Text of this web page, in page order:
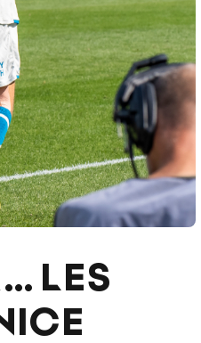
LES